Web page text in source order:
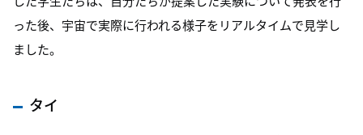
った後、宇宙で実際に行われる様子をリアルタイムで見学し
ました。
タイ